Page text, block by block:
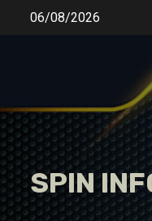
06/08/2026
SPIN